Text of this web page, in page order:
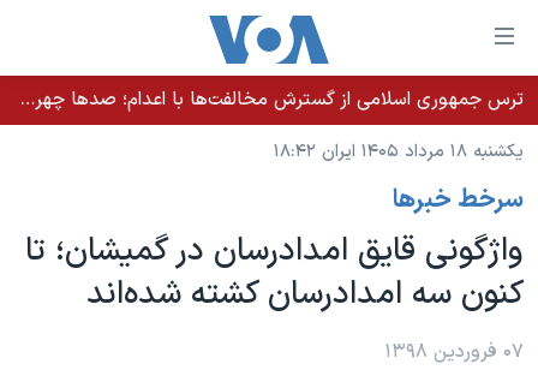
لینکهای
قابل
دسترسی
جهش
محتوای
اصلی
جهش
صفحه
خانه
نسخه سبک وب‌سایت
موضوع ها
ایران
آمریکا
جهان
برنامه های تلویزیونی
جدول برنامه ها
صفحه‌های ویژه
ترس جمهوری اسلامی از گسترش مخالفت‌ها با اعدام؛ صدها چهره شناخته‌شده به دادسرا احضار شدند
یکشنبه ۱۸ مرداد ۱۴۰۵ ایران ۱۸:۴۲
سرخط خبرها
واژگونی قایق امدادرسان در گمیشان؛ تا
کنون سه امدادرسان کشته شده‌اند
۰۷ فروردین ۱۳۹۸